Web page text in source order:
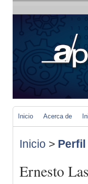
Inicio Acerca de
Inicio >
Ernesto